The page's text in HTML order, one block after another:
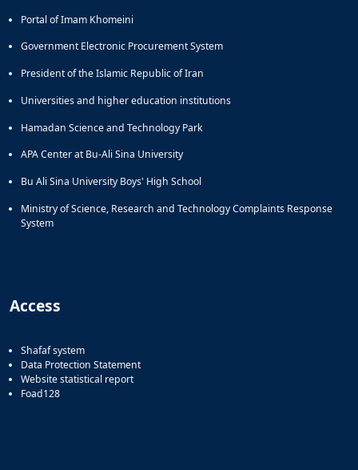
Portal of Imam Khomeini
Government Electronic Procurement System
President of the Islamic Republic of Iran
Universities and higher education institutions
Hamadan Science and Technology Park
APA Center at Bu-Ali Sina University
Bu Ali Sina University Boys' High School
Ministry of Science, Research and Technology Complaints Response
System
Access
Shafaf system
Data Protection Statement
Website statistical report
Foad128